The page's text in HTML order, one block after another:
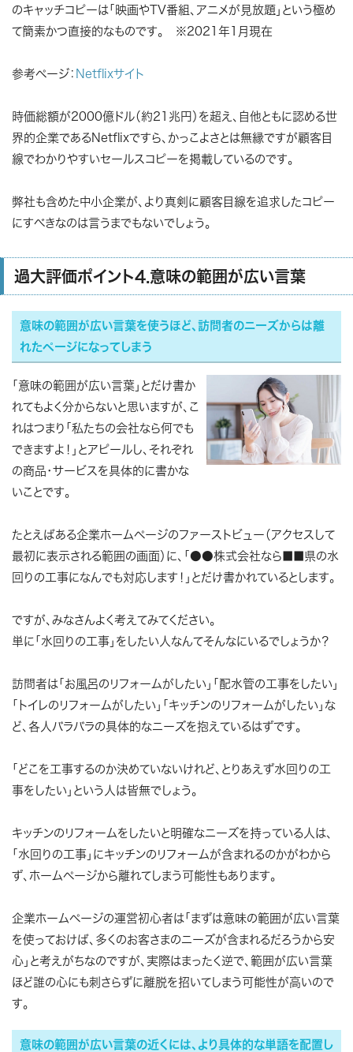
のキャッチコピーは「映画やTV番組、アニメが見放題」という極め
て簡素かつ直接的なものです。 ※2021年1月現在
参考ページ： Netflixサイト
時価総額が2000億ドル（約21兆円）を超え、自他ともに認める世
界的企業であるNetflixですら、かっこよさとは無縁ですが顧客目
線でわかりやすいセールスコピーを掲載しているのです。
弊社も含めた中小企業が、より真剣に顧客目線を追求したコピー
にすべきなのは言うまでもないでしょう。
過大評価ポイント4.意味の範囲が広い言葉
意味の範囲が広い言葉を使うほど、訪問者のニーズからは離
れたページになってしまう
「意味の範囲が広い言葉」とだけ書か
れてもよく分からないと思いますが、こ
れはつまり「私たちの会社なら何でも
できますよ！」とアピールし、それぞれ
の商品・サービスを具体的に書かな
いことです。
たとえばある企業ホームページのファーストビュー（アクセスして
最初に表示される範囲の画面）に、「●●株式会社なら■■県の水
回りの工事になんでも対応します！」とだけ書かれているとします。
ですが、みなさんよく考えてみてください。
単に「水回りの工事」をしたい人なんてそんなにいるでしょうか？
訪問者は「お風呂のリフォームがしたい」「配水管の工事をしたい」
「トイレのリフォームがしたい」「キッチンのリフォームがしたい」な
ど、各人バラバラの具体的なニーズを抱えているはずです。
「どこを工事するのか決めていないけれど、とりあえず水回りの工
事をしたい」という人は皆無でしょう。
キッチンのリフォームをしたいと明確なニーズを持っている人は、
「水回りの工事」にキッチンのリフォームが含まれるのかがわから
ず、ホームページから離れてしまう可能性もあります。
企業ホームページの運営初心者は「まずは意味の範囲が広い言葉
を使っておけば、多くのお客さまのニーズが含まれるだろうから安
心」と考えがちなのですが、実際はまったく逆で、範囲が広い言葉
ほど誰の心にも刺さらずに離脱を招いてしまう可能性が高いので
す。
意味の範囲が広い言葉の近くには、より具体的な単語を配置し